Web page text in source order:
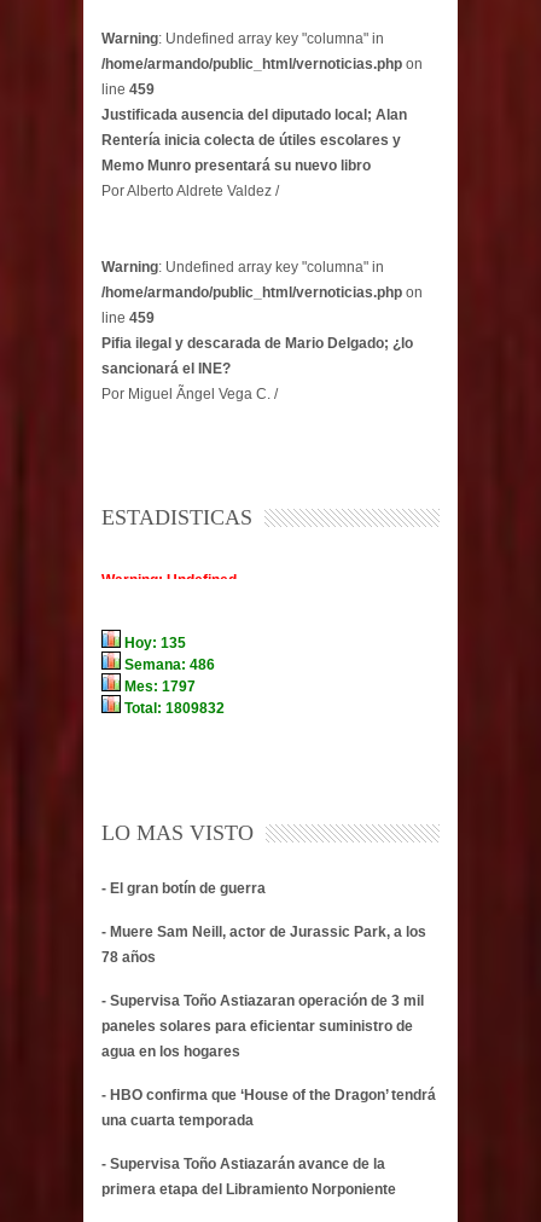
Warning: Undefined array key "columna" in
/home/armando/public_html/vernoticias.php on
line 459
Justificada ausencia del diputado local; Alan
Rentería inicia colecta de útiles escolares y
Memo Munro presentará su nuevo libro
Por Alberto Aldrete Valdez /
Warning: Undefined array key "columna" in
/home/armando/public_html/vernoticias.php on
line 459
Pifia ilegal y descarada de Mario Delgado; ¿lo
sancionará el INE?
Por Miguel Ãngel Vega C. /
ESTADISTICAS
LO MAS VISTO
- El gran botín de guerra
- Muere Sam Neill, actor de Jurassic Park, a los
78 años
- Supervisa Toño Astiazaran operación de 3 mil
paneles solares para eficientar suministro de
agua en los hogares
- HBO confirma que ‘House of the Dragon’ tendrá
una cuarta temporada
- Supervisa Toño Astiazarán avance de la
primera etapa del Libramiento Norponiente